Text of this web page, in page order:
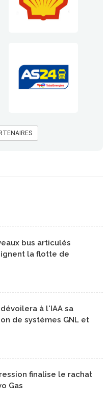
bus articulés
la flotte de
dévoilera à l'IAA sa
de systèmes GNL et
finalise le rachat
Gas